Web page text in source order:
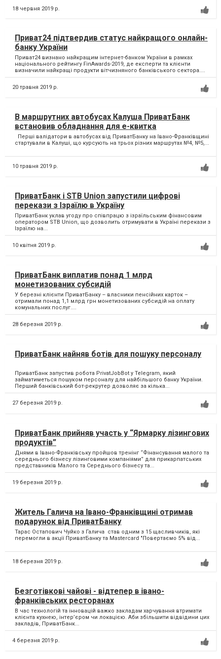
18 червня 2019 р.
Приват24 підтвердив статус найкращого онлайн-
банку України
Приват24 визнано найкращим інтернет-банком України в рамках
національного рейтингу FinAwards-2019, де експерти та клієнти
визначили найкращі продукти вітчизняного банківського сектора....
20 травня 2019 р.
В маршрутних автобусах Калуша ПриватБанк
встановив обладнання для е-квитка
Перші валідатори в автобусах від ПриватБанку на Івано-Франківщині
стартували в Калуші, що курсують на трьох різних маршрутах №4, №5,...
10 травня 2019 р.
ПриватБанк і STB Union запустили цифрові
перекази з Ізраїлю в Україну
ПриватБанк уклав угоду про співпрацю з ізраїльським фінансовим
оператором STB Union, що дозволить отримувати в Україні перекази з
Ізраїлю на...
10 квітня 2019 р.
ПриватБанк виплатив понад 1 млрд
монетизованих субсидій
У березні клієнти ПриватБанку – власники пенсійних карток –
отримали понад 1,1 млрд грн монетизованих субсидій на оплату
комунальних послуг....
28 березня 2019 р.
ПриватБанк найняв ботів для пошуку персоналу
ПриватБанк запустив робота PrivatJobBot у Telegram, який
займатиметься пошуком персоналу для найбільшого банку України.
Перший банківський бот-рекрутер дозволяє за кілька...
27 березня 2019 р.
ПриватБанк прийняв участь у “Ярмарку лізингових
продуктів”
Днями в Івано-Франківську пройшов тренінг “Фінансування малого та
середнього бізнесу лізинговими компаніями” для прикарпатських
представників Малого та Середнього бізнесу та...
19 березня 2019 р.
Житель Галича на Івано-Франківщині отримав
подарунок від ПриватБанку
Тарас Остапович Чуйко з Галича став одним з 15 щасливчиків, які
перемогли в акції ПриватБанку та Mastercard "Повертаємо 5% від...
18 березня 2019 р.
Безготівкові чайові - відтепер в івано-
франківських ресторанах
В час технологій та інновацій важко закладам харчування втримати
клієнта кухнею, інтер’єром чи локацією. Аби збільшити відвідини цих
закладів, ПриватБанк...
4 березня 2019 р.